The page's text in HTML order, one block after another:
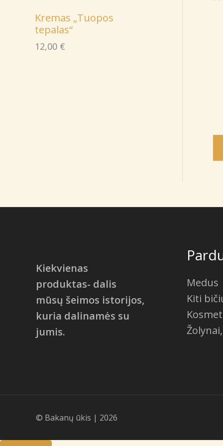
Kremas „Tuopos
tepalas“
12,00 €
Kiekvienas
produktas- dalis
mūsų šeimos istorijos,
kuria dalinamės su
jumis.
Medus
Kiti
© Bakanų ūkis | 2026